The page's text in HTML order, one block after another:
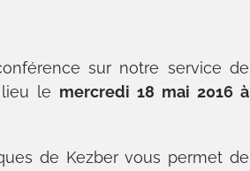
sur notre service de
le mercredi 18 mai 2016 à
de Kezber vous permet de